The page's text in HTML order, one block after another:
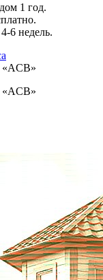
1 год.
6 недель.
«ACB»
«ACB»